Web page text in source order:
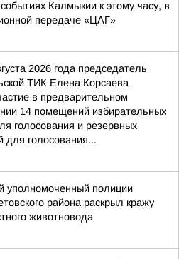
Калмыкии к этому часу, в
передаче «ЦАГ»
2026 года председатель
ТИК Елена Корсаева
в предварительном
14 помещений избирательных
голосования и резервных
для голосования...
уполномоченный полиции
района раскрыл кражу
животновода